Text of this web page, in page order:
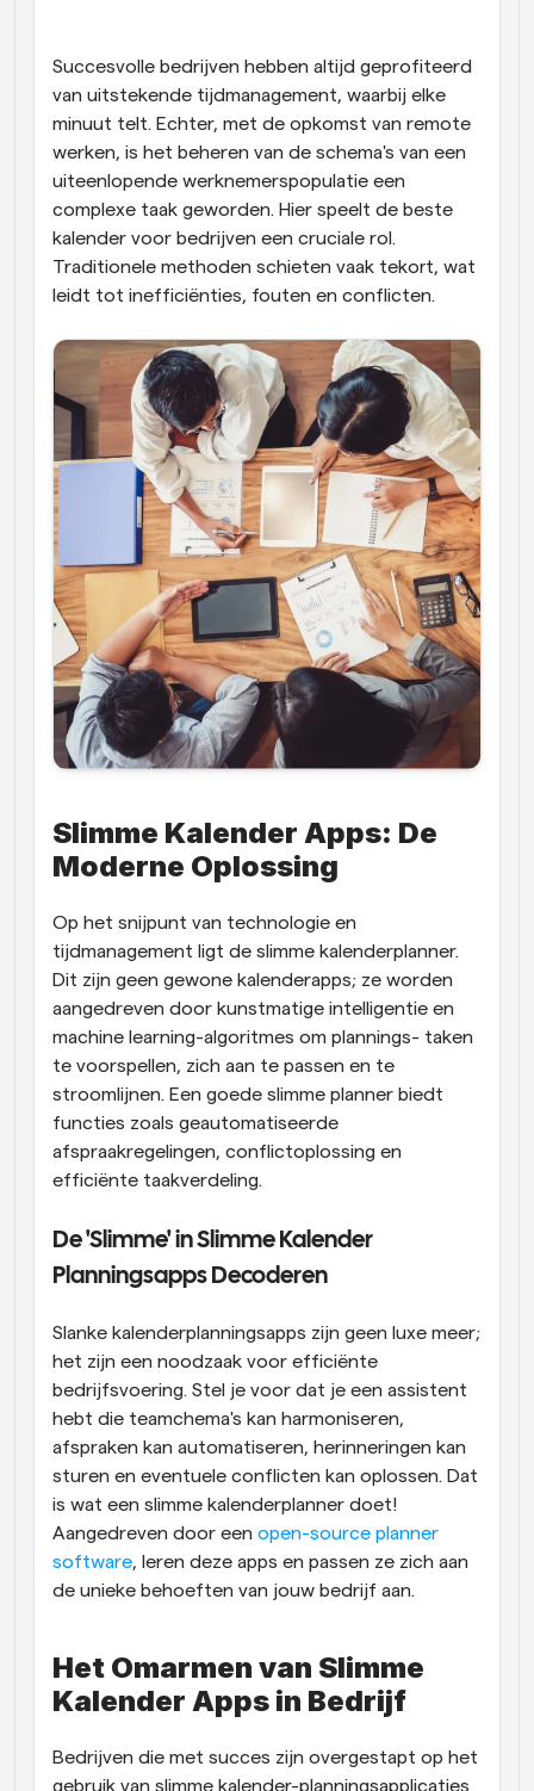
Supercharged planning met AI-gestuurde
oproepen
Automatiseer planning en herinneringen
Blog
Blijf op de hoogte van het laatste nieuws en updates
Instant Vergaderingen
Ontmoet cliënten binnen enkele minuten
Dynamische Groep Links
Webhooks
Ontvang een melding wanneer er iets gebeurt
Succesvolle bedrijven hebben altijd geprofiteerd
van uitstekende tijdmanagement, waarbij elke
minuut telt. Echter, met de opkomst van remote
werken, is het beheren van de schema's van een
uiteenlopende werknemerspopulatie een
complexe taak geworden. Hier speelt de beste
kalender voor bedrijven een cruciale rol.
Traditionele methoden schieten vaak tekort, wat
leidt tot inefficiënties, fouten en conflicten.
Slimme Kalender Apps: De
Moderne Oplossing
Op het snijpunt van technologie en
tijdmanagement ligt de slimme kalenderplanner.
Dit zijn geen gewone kalenderapps; ze worden
aangedreven door kunstmatige intelligentie en
machine learning-algoritmes om plannings- taken
te voorspellen, zich aan te passen en te
stroomlijnen. Een goede slimme planner biedt
functies zoals geautomatiseerde
afspraakregelingen, conflictoplossing en
efficiënte taakverdeling.
De 'Slimme' in Slimme Kalender
Planningsapps Decoderen
Slanke kalenderplanningsapps zijn geen luxe meer;
het zijn een noodzaak voor efficiënte
bedrijfsvoering. Stel je voor dat je een assistent
hebt die teamchema's kan harmoniseren,
afspraken kan automatiseren, herinneringen kan
sturen en eventuele conflicten kan oplossen. Dat
is wat een slimme kalenderplanner doet!
Aangedreven door een open-source planner
software, leren deze apps en passen ze zich aan
de unieke behoeften van jouw bedrijf aan.
Het Omarmen van Slimme
Kalender Apps in Bedrijf
Bedrijven die met succes zijn overgestapt op het
gebruik van slimme kalender-planningsapplicaties